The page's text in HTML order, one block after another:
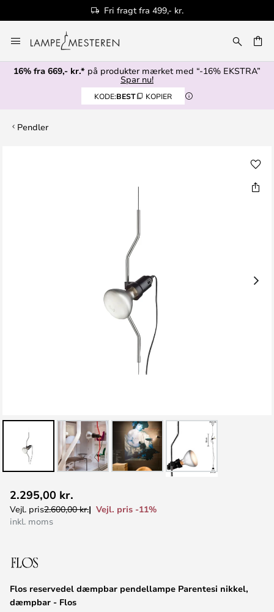
Fri fragt fra 499,- kr.
to
Content
16% fra 669,- kr.* på produkter mærket med “-16% EKSTRA”
Spar nu!
KODE:BEST KOPIER
Pendler
til
starten
Flos reservedel dæmpbar pendellampe Parentesi nikkel,
dæmpbar - Flos
2.295,00 kr.
Vejl. pris2.600,00 kr.
Vejl. pris -11%
inkl. moms